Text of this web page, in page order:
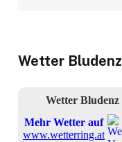
Wetter Bludenz